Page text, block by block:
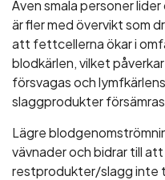
Även smala personer
är fler med övervikt som
att fettcellerna ökar i
blodkärlen, vilket
försvagas och
slaggprodukter
Lägre
vävnader och bidrar till
restprodukter/slagg inte